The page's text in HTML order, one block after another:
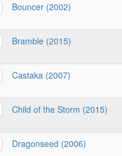
Bouncer (2002)
Bramble (2015)
Castaka (2007)
Child of the Storm (2015)
Dragonseed (2006)